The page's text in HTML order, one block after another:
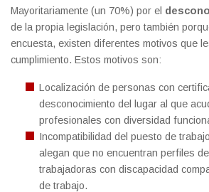
Mayoritariamente (un 70%) por el
de la propia legislación, pero también
encuesta, existen diferentes motivos que
cumplimiento. Estos motivos son:
Localización de personas con
desconocimiento del lugar al que
profesionales con diversidad
Incompatibilidad del puesto de
alegan que no encuentran perfiles
trabajadoras con discapacidad
de trabajo.